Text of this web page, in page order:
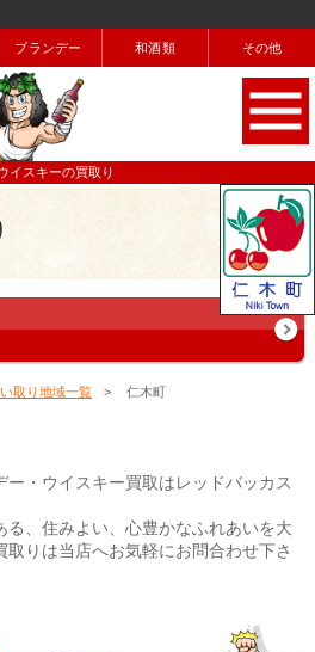
ブランデー 和酒類 その他
イスキーの買取り
取り地域一覧 仁木町
・ウイスキー買取はレッドバッカス
、住みよい、心豊かなふれあいを大
りは当店へお気軽にお問合わせ下さ